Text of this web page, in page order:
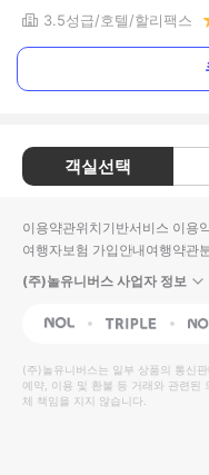
3.5성급 호텔 할리팩스
객실선택
이용약관위치기반서비스 이용
여행자보험 가입안내여행약관
(주)놀유니버스 사업자 정보
NOL Triple
(주)놀유니버스는 일부 상품의 통신
예약, 이용 및 환불 등 거래와 관련된
체 책임을 지지 않습니다.